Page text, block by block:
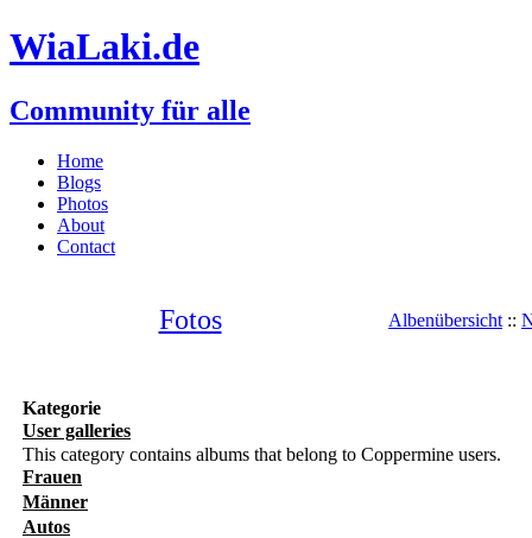
WiaLaki.de
Community für alle
Home
Blogs
Photos
About
Contact
Fotos Albenübersicht ::
Kategorie
User galleries
This category contains albums that belong to Coppermine users.
Frauen
Männer
Autos